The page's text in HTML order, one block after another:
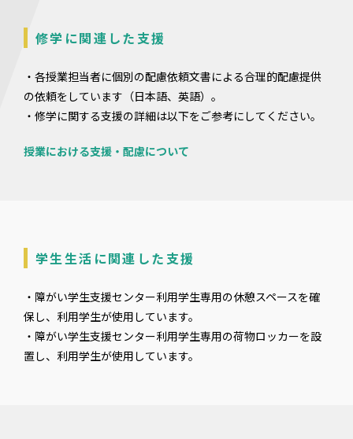
修学に関連した支援
・各授業担当者に個別の配慮依頼文書による合理的配慮提供
の依頼をしています（日本語、英語）。
・修学に関する支援の詳細は以下をご参考にしてください。
授業における支援・配慮について
学生生活に関連した支援
・障がい学生支援センター利用学生専用の休憩スペースを確
保し、利用学生が使用しています。
・障がい学生支援センター利用学生専用の荷物ロッカーを設
置し、利用学生が使用しています。